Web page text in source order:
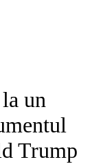
un
Trump